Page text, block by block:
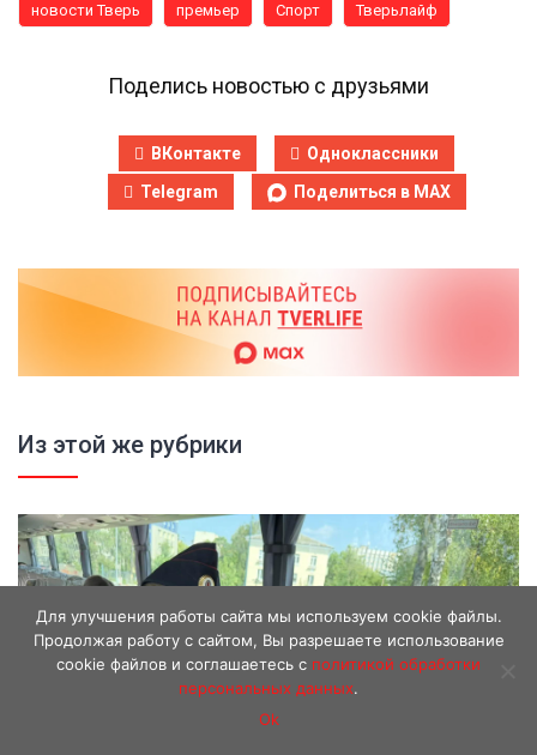
новости Тверь премьер Спорт Тверьлайф
Поделись новостью с друзьями
ВКонтакте
Одноклассники
Telegram
Поделиться в MAX
Из этой же рубрики
Для улучшения работы сайта мы используем cookie файлы.
Продолжая работу с сайтом, Вы разрешаете использование
cookie файлов и соглашаетесь с политикой обработки
персональных данных.
Ok